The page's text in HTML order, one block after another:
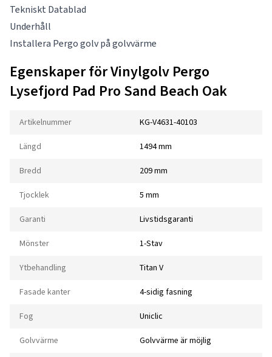
Tekniskt Datablad
Underhåll
Installera Pergo golv på golvvärme
Egenskaper för Vinylgolv Pergo
Lysefjord Pad Pro Sand Beach Oak
Artikelnummer KG-V4631-40103
Längd 1494 mm
Bredd 209 mm
Tjocklek 5 mm
Garanti Livstidsgaranti
Mönster 1-Stav
Ytbehandling Titan V
Fasade kanter 4-sidig fasning
Fog Uniclic
Golvvärme Golvvärme är möjlig